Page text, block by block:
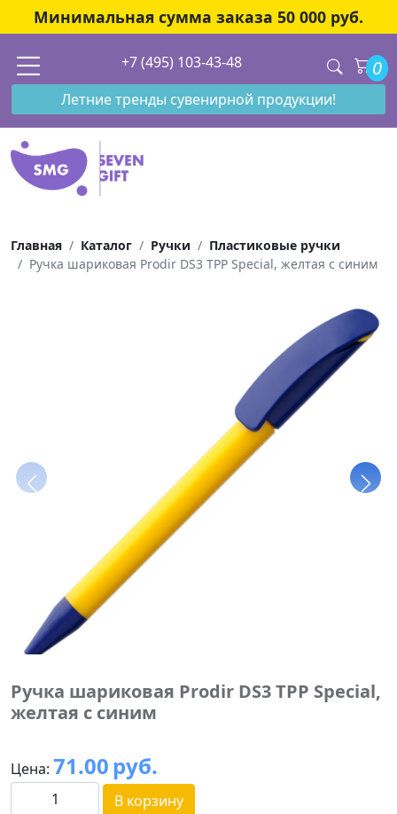
Минимальная сумма заказа 50 000 руб.
+7 (495) 103-43-48 0
Летние тренды сувенирной продукции!
Главная Каталог Ручки
Пластиковые ручки
Ручка шариковая Prodir DS3 TPP Special, желтая с синим
Ручка шариковая Prodir DS3 TPP Special,
желтая с синим
Цена: 71.00 руб.
В корзину